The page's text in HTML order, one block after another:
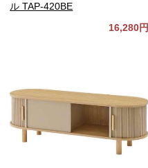
ル TAP-420BE
16,280円